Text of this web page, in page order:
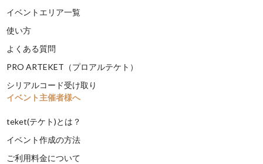
イベントエリア一覧
使い方
よくある質問
PRO ARTEKET（プロアルテケト）
シリアルコード受け取り
イベント主催者様へ
teket(テケト)とは？
イベント作成の方法
ご利用料金について